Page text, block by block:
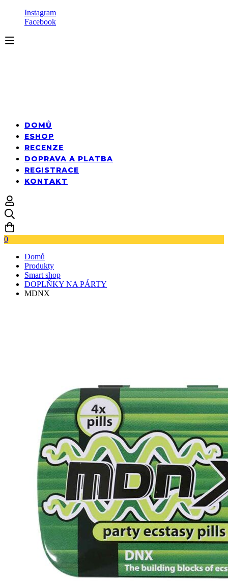
Instagram
Facebook
DOMŮ
ESHOP
RECENZE
DOPRAVA A PLATBA
REGISTRACE
KONTAKT
0
Domů
Produkty
Smart shop
DOPLŇKY NA PÁRTY
MDNX